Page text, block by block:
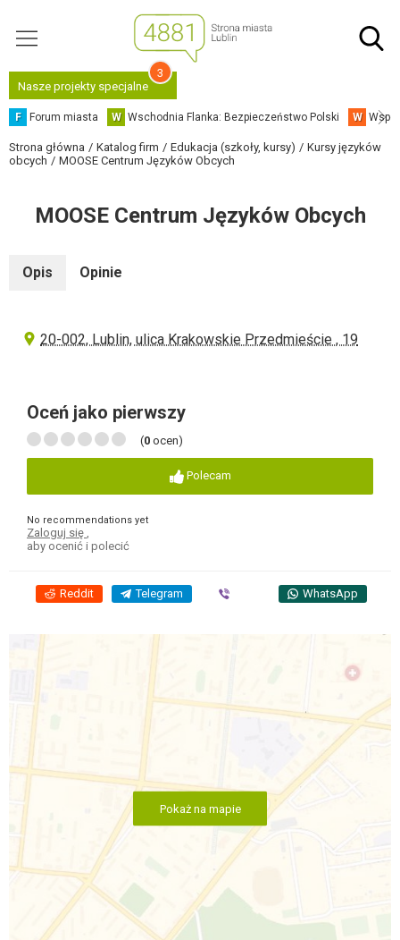
Nasze projekty specjalne
3
F Forum miasta W Wschodnia Flanka: Bezpieczeństwo Polski W
Strona główna Katalog firm Edukacja (szkoły, kursy)
Kursy języków
obcych
MOOSE Centrum Języków Obcych
MOOSE Centrum Języków Obcych
Opis Opinie
20-002, Lublin, ulica Krakowskie Przedmieście , 19
Oceń jako pierwszy
(0 ocen)
Polecam
No recommendations yet
Zaloguj się
aby ocenić i polecić
Reddit Telegram WhatsApp
Pokaż na mapie